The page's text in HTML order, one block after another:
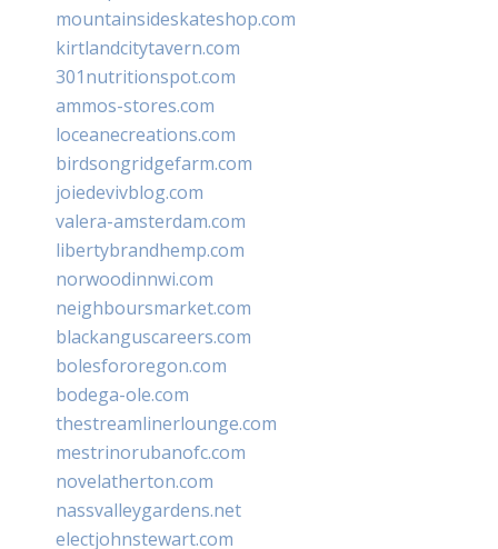
mountainsideskateshop.com
kirtlandcitytavern.com
301nutritionspot.com
ammos-stores.com
loceanecreations.com
birdsongridgefarm.com
joiedevivblog.com
valera-amsterdam.com
libertybrandhemp.com
norwoodinnwi.com
neighboursmarket.com
blackanguscareers.com
bolesfororegon.com
bodega-ole.com
thestreamlinerlounge.com
mestrinorubanofc.com
novelatherton.com
nassvalleygardens.net
electjohnstewart.com